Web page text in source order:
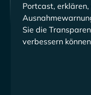
Portcast,
Sie die
verbessern